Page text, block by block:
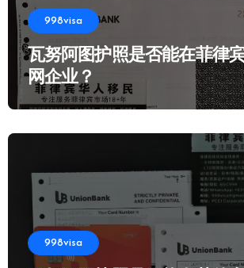
998visa
瓦努阿图护照是否能在菲律
网企业？
998visa